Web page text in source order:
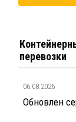
перевозки
06.08.2026
Обновлен